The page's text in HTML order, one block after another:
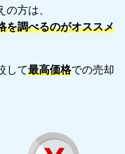
方は、
を調べるのがオススメ
して最高価格での売却